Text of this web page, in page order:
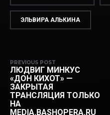
ЭЛЬВИРА АЛЬКИНА
PREVIOUS POST
ЛЮДВИГ МИНКУС
«ДОН КИХОТ» —
ЗАКРЫТАЯ
ТРАНСЛЯЦИЯ ТОЛЬКО
НА
MEDIA.BASHOPERA.RU